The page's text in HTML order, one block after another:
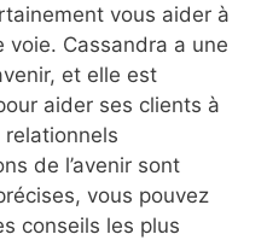
vous aider à
Cassandra a une
et elle est
aider ses clients à
de l’avenir sont
vous pouvez
conseils les plus